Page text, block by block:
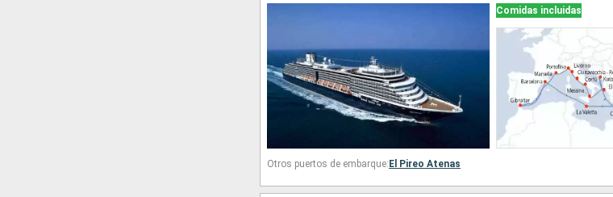
Comidas incluidas
Otros puertos de embarque: El Pireo Atenas